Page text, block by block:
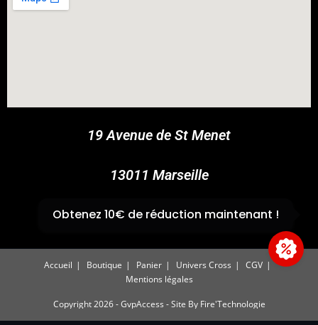
19 Avenue de St Menet
13011 Marseille
✆04 91 44 45 46
Accueil Boutique Panier Univers Cross
CGV
Mentions légales
Copyright 2026 - GvpAccess - Site By Fire'Technologie
Obtenez 10€ de réduction maintenant !